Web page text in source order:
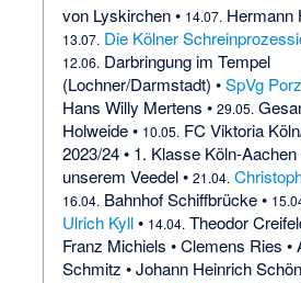
von Lyskirchen• 14.07. Hermann
13.07. Die Kölner
12.06. Darbringung im Tempel
(Lochner/Darmstadt) •SpVg Porz
Hans Willy Mertens •29.05.
Holweide• 10.05. FC Viktoria
2023/24• 1. Klasse Köln-Aachen
unserem Veedel•21.04.
16.04. Bahnhof Schiffbrücke•
Ulrich Kyll• 14.04. Theodor
Franz Michiels •Clemens Ries •
Schmitz •Johann Heinrich